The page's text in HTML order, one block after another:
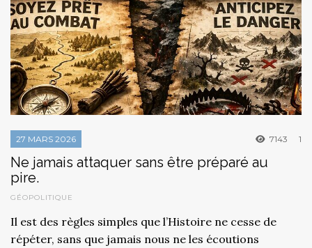
27 MARS 2026 7143 1
Ne jamais attaquer sans être préparé au
pire.
GÉOPOLITIQUE
Il est des règles simples que l’Histoire ne cesse de
répéter, sans que jamais nous ne les écoutions